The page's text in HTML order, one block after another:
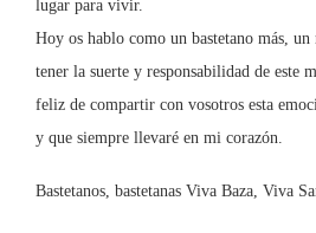
lugar para vivir.
Hoy os hablo como un bastetano más,
tener la suerte y responsabilidad de este
feliz de compartir con vosotros esta
y que siempre llevaré en mi corazón.
Bastetanos, bastetanas Viva Baza, Viva